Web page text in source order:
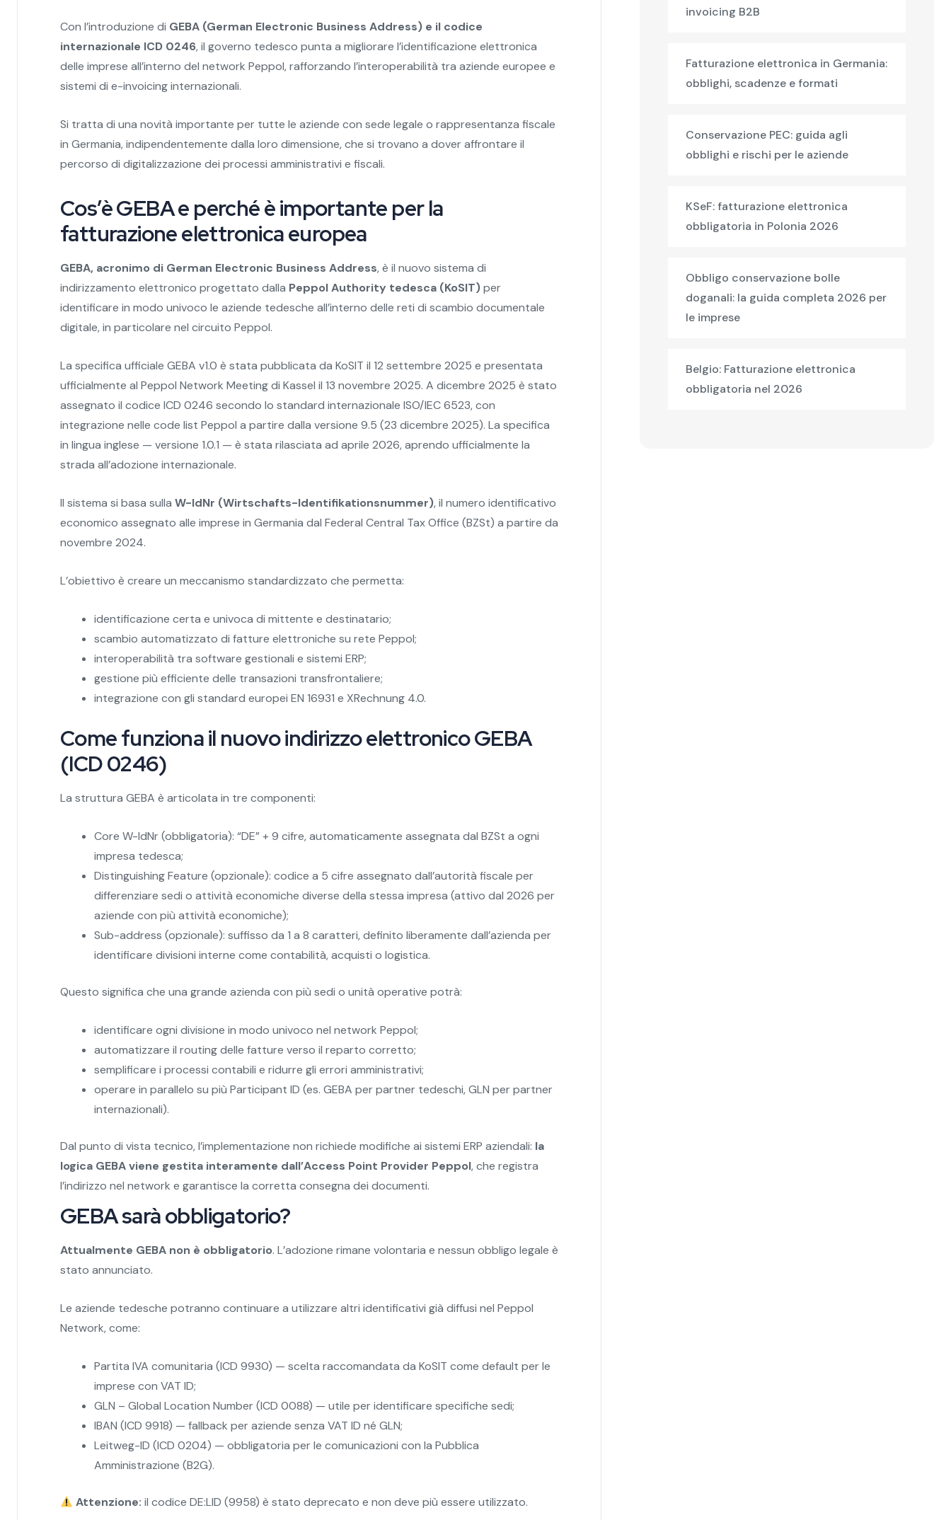
Con l’introduzione di GEBA (German Electronic Business Address) e il codice
internazionale ICD 0246, il governo tedesco punta a migliorare l’identificazione elettronica
delle imprese all’interno del network Peppol, rafforzando l’interoperabilità tra aziende europee e
sistemi di e-invoicing internazionali.
Si tratta di una novità importante per tutte le aziende con sede legale o rappresentanza fiscale
in Germania, indipendentemente dalla loro dimensione, che si trovano a dover affrontare il
percorso di digitalizzazione dei processi amministrativi e fiscali.
Cos’è GEBA e perché è importante per la
fatturazione elettronica europea
GEBA, acronimo di German Electronic Business Address, è il nuovo sistema di
indirizzamento elettronico progettato dalla Peppol Authority tedesca (KoSIT)per
identificare in modo univoco le aziende tedesche all’interno delle reti di scambio documentale
digitale, in particolare nel circuito Peppol.
La specifica ufficiale GEBA v1.0 è stata pubblicata da KoSIT il 12 settembre 2025 e presentata
ufficialmente al Peppol Network Meeting di Kassel il 13 novembre 2025. A dicembre 2025 è stato
assegnato il codice ICD 0246 secondo lo standard internazionale ISO/IEC 6523, con
integrazione nelle code list Peppol a partire dalla versione 9.5 (23 dicembre 2025). La specifica
in lingua inglese — versione 1.0.1 — è stata rilasciata ad aprile 2026, aprendo ufficialmente la
strada all’adozione internazionale.
Il sistema si basa sulla W-IdNr (Wirtschafts-Identifikationsnummer), il numero identificativo
economico assegnato alle imprese in Germania dal Federal Central Tax Office (BZSt) a partire da
novembre 2024.
L’obiettivo è creare un meccanismo standardizzato che permetta:
identificazione certa e univoca di mittente e destinatario;
scambio automatizzato di fatture elettroniche su rete Peppol;
interoperabilità tra software gestionali e sistemi ERP;
gestione più efficiente delle transazioni transfrontaliere;
integrazione con gli standard europei EN 16931 e XRechnung 4.0.
Come funziona il nuovo indirizzo elettronico GEBA
(ICD 0246)
La struttura GEBA è articolata in tre componenti:
Core W-IdNr (obbligatoria): “DE” + 9 cifre, automaticamente assegnata dal BZSt a ogni
impresa tedesca;
Distinguishing Feature (opzionale): codice a 5 cifre assegnato dall’autorità fiscale per
differenziare sedi o attività economiche diverse della stessa impresa (attivo dal 2026 per
aziende con più attività economiche);
Sub-address (opzionale): suffisso da 1 a 8 caratteri, definito liberamente dall’azienda per
identificare divisioni interne come contabilità, acquisti o logistica.
Questo significa che una grande azienda con più sedi o unità operative potrà:
identificare ogni divisione in modo univoco nel network Peppol;
automatizzare il routing delle fatture verso il reparto corretto;
semplificare i processi contabili e ridurre gli errori amministrativi;
operare in parallelo su più Participant ID (es. GEBA per partner tedeschi, GLN per partner
internazionali).
Dal punto di vista tecnico, l’implementazione non richiede modifiche ai sistemi ERP aziendali: la
logica GEBA viene gestita interamente dall’Access Point Provider Peppol, che registra
l’indirizzo nel network e garantisce la corretta consegna dei documenti.
GEBA sarà obbligatorio?
Attualmente GEBA non è obbligatorio. L’adozione rimane volontaria e nessun obbligo legale è
stato annunciato.
Le aziende tedesche potranno continuare a utilizzare altri identificativi già diffusi nel Peppol
Network, come:
Partita IVA comunitaria (ICD 9930) — scelta raccomandata da KoSIT come default per le
imprese con VAT ID;
GLN – Global Location Number (ICD 0088) — utile per identificare specifiche sedi;
IBAN (ICD 9918) — fallback per aziende senza VAT ID né GLN;
Leitweg-ID (ICD 0204) — obbligatoria per le comunicazioni con la Pubblica
Amministrazione (B2G).
Attenzione:il codice DE:LID (9958) è stato deprecato e non deve più essere utilizzato.
invoicing B2B
Fatturazione elettronica in Germania:
obblighi, scadenze e formati
Conservazione PEC: guida agli
obblighi e rischi per le aziende
KSeF: fatturazione elettronica
obbligatoria in Polonia 2026
Obbligo conservazione bolle
doganali: la guida completa 2026 per
le imprese
Belgio: Fatturazione elettronica
obbligatoria nel 2026